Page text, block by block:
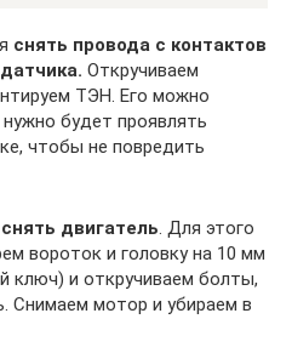
снять провода с контактов
Откручиваем
ТЭН. Его можно
будет проявлять
чтобы не повредить
снять двигатель. Для этого
вороток и головку на 10 мм
ключ) и откручиваем болты,
Снимаем мотор и убираем в